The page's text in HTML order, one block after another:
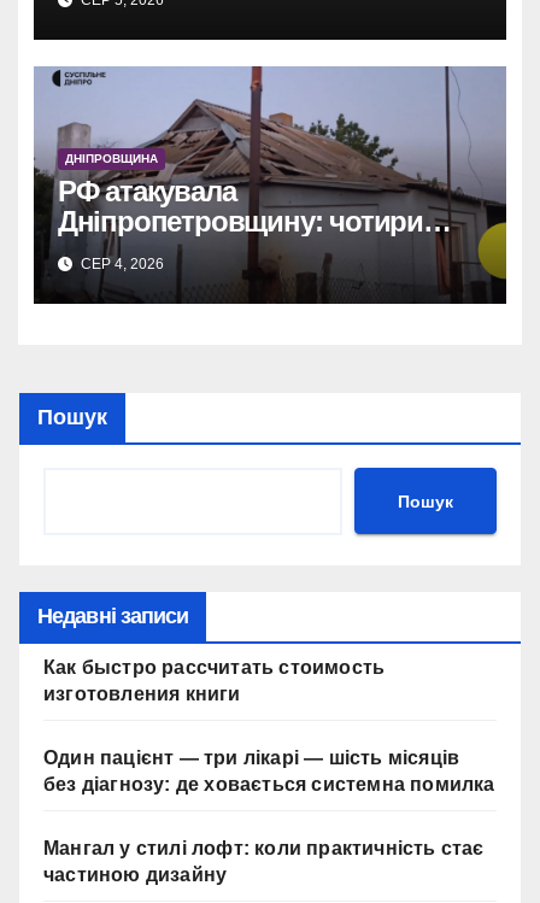
ДНІПРОВЩИНА
РФ атакувала
Дніпропетровщину: чотири
райони під ударом, є поранені.
СЕР 4, 2026
Пошук
Пошук
Недавні записи
Как быстро рассчитать стоимость
изготовления книги
Один пацієнт — три лікарі — шість місяців
без діагнозу: де ховається системна помилка
Мангал у стилі лофт: коли практичність стає
частиною дизайну